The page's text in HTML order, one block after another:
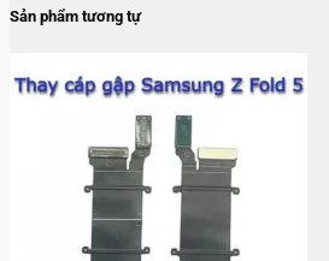
Sản phẩm tương tự